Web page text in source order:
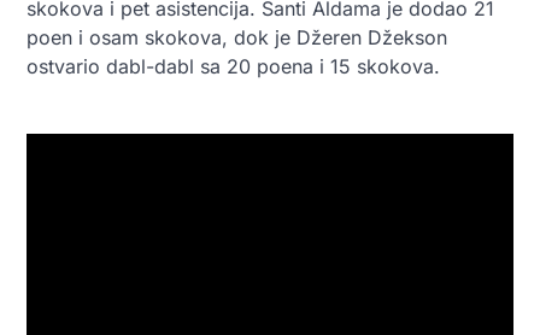
skokova i pet asistencija. Santi Aldama je dodao 21
poen i osam skokova, dok je Džeren Džekson
ostvario dabl-dabl sa 20 poena i 15 skokova.